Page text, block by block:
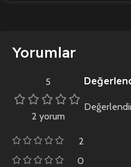
Yorumlar
5
2 yorum
2
0